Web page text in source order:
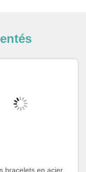
bracelets en acier